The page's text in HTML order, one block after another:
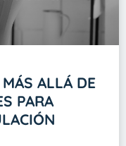
ALLÁ DE
PARA